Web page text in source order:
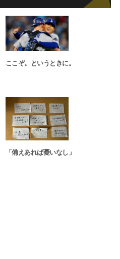
ここぞ。というときに。
「備えあれば憂いなし」